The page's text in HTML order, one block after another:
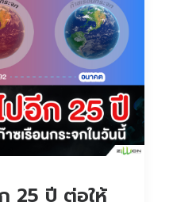
25 ปี ต่อให้